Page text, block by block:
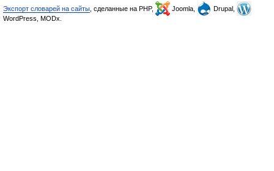
Экспорт словарей на сайты , сделанные на PHP, Joomla,
Drupal,
WordPress, MODx.